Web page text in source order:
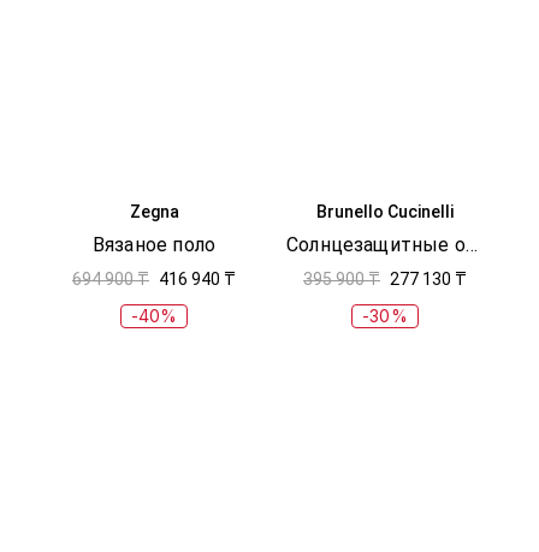
Zegna
Вязаное поло
694 900 ₸ 416 940 ₸
-40%
Brunello Cucinelli
Солнцезащитные очки
395 900 ₸ 277 130 ₸
-30%